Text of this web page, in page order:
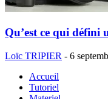
Qu’est ce qui défini
Loïc TRIPIER - 6
Accueil
Tutoriel